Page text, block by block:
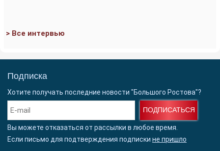
> Все интервью
Подписка
Хотите получать последние новости "Большого Ростова"?
ПОДПИСАТЬСЯ
Вы можете отказаться от рассылки в любое время.
Если письмо для подтверждения подписки не пришло